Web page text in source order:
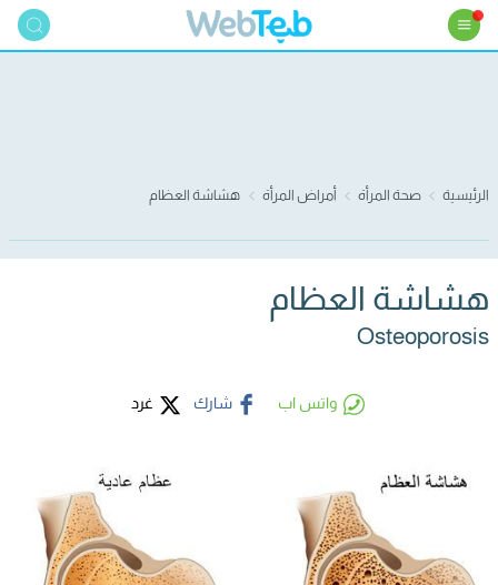
الرئيسية صحة المرأة أمراض المرأة هشاشة العظام
هشاشة العظام
Osteoporosis
واتس اب شارك غرد